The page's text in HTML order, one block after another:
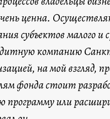
ценна.
субъектов малого и
компанию
на мой взгляд,
фонда стоит
программу или